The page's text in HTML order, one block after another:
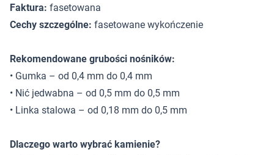
Faktura: fasetowana
Cechy szczególne: fasetowane wykończenie
Rekomendowane grubości nośników:
• Gumka – od 0,4 mm do 0,4 mm
• Nić jedwabna – od 0,5 mm do 0,5 mm
• Linka stalowa – od 0,18 mm do 0,5 mm
Dlaczego warto wybrać kamienie?